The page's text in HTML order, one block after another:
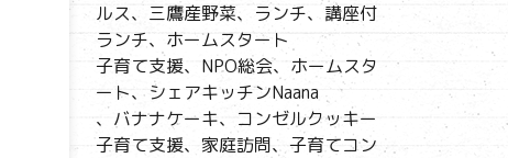
ルス、三鷹産野菜、ランチ、講座付
ランチ、ホームスタート
子育て支援、NPO総会、ホームスタ
ート、シェアキッチンNaana
、バナナケーキ、コンゼルクッキー
子育て支援、家庭訪問、子育てコン